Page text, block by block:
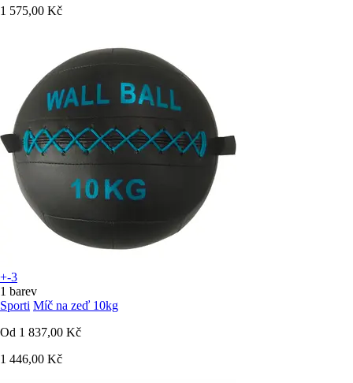
1 575,00 Kč
+-3
1 barev
Sporti Míč na zeď 10kg
Od 1 837,00 Kč
1 446,00 Kč